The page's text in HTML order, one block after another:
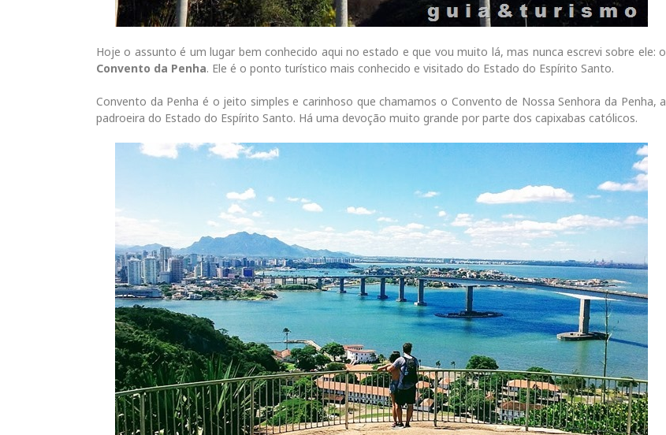
Hoje o assunto é um lugar bem conhecido aqui no estado e que vou muito lá, mas nunca escrevi sobre ele: o
Convento da Penha. Ele é o ponto turístico mais conhecido e visitado do Estado do Espírito Santo.
Convento da Penha é o jeito simples e carinhoso que chamamos o Convento de Nossa Senhora da Penha, a
padroeira do Estado do Espírito Santo. Há uma devoção muito grande por parte dos capixabas católicos.